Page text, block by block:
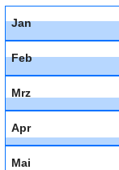
Jan
Feb
Mrz
Apr
Mai